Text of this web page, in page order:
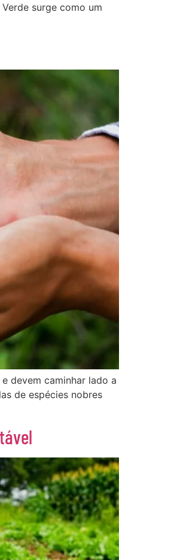
surge como um
devem caminhar lado a
de espécies nobres